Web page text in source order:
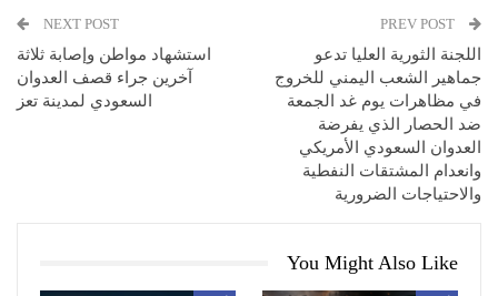
اللجنة الثورية العليا تدعو
جماهير الشعب اليمني للخروج
في مظاهرات يوم غد الجمعة
ضد الحصار الذي يفرضة
العدوان السعودي الأمريكي
وانعدام المشتقات النفطية
والاحتياجات الضرورية
NEXT POST
استشهاد مواطن وإصابة ثلاثة
آخرين جراء قصف العدوان
السعودي لمدينة تعز
You Might Also Like